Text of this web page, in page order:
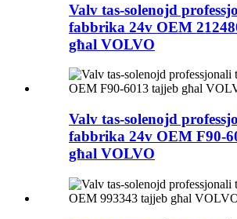
Valv tas-solenojd
fabbrika 24v OEM
għal VOLVO
Valv tas-solenojd
fabbrika 24v OEM F90-
għal VOLVO